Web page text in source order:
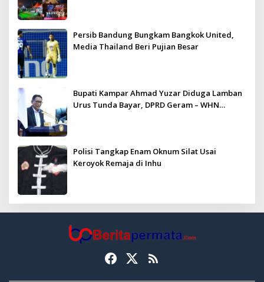
Persib Bandung Bungkam Bangkok United,
Media Thailand Beri Pujian Besar
Bupati Kampar Ahmad Yuzar Diduga Lamban
Urus Tunda Bayar, DPRD Geram – WHN
Polisi Tangkap Enam Oknum Silat Usai
Keroyok Remaja di Inhu